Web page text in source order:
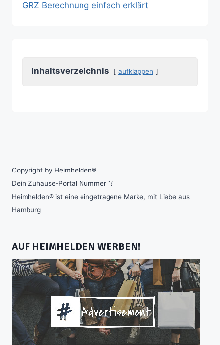
GRZ Berechnung einfach erklärt
Inhaltsverzeichnis aufklappen
Copyright by Heimhelden®
Dein Zuhause-Portal Nummer 1!
Heimhelden® ist eine eingetragene Marke, mit Liebe aus
Hamburg
AUF HEIMHELDEN WERBEN!